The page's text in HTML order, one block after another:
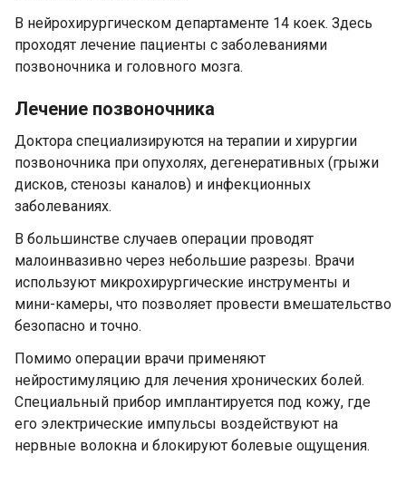
В нейрохирургическом департаменте 14 коек. Здесь
проходят лечение пациенты с заболеваниями
позвоночника и головного мозга.
Лечение позвоночника
Доктора специализируются на терапии и хирургии
позвоночника при опухолях, дегенеративных (грыжи
дисков, стенозы каналов) и инфекционных
заболеваниях.
В большинстве случаев операции проводят
малоинвазивно через небольшие разрезы. Врачи
используют микрохирургические инструменты и
мини-камеры, что позволяет провести вмешательство
безопасно и точно.
Помимо операции врачи применяют
нейростимуляцию для лечения хронических болей.
Специальный прибор имплантируется под кожу, где
его электрические импульсы воздействуют на
нервные волокна и блокируют болевые ощущения.